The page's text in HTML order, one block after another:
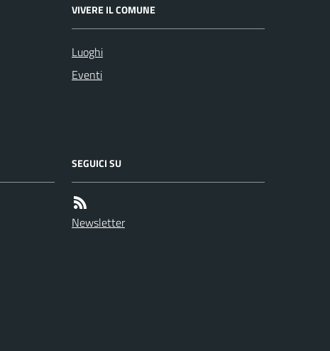
VIVERE IL COMUNE
Luoghi
Eventi
SEGUICI SU
Newsletter